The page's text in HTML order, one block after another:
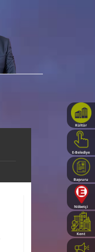
Kültür
Haritası
E-Belediye
Başvuru
Rehberi
Nöbetçi
Eczaneler
Kent
Rehberi